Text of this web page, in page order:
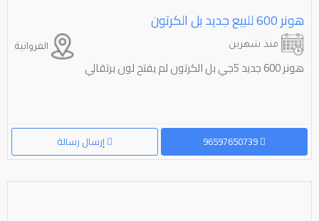
هونر ⁦⁦600⁩⁩ للبيع جديد بل الكرتون
الفروانية منذ شهرين
هونر 600 جديد 5جي بل الكرتون لم يفتح لون برتقالي
إرسال رسالة